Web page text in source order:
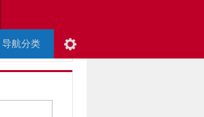
导航分类